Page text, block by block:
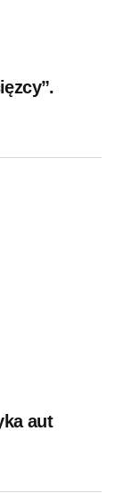
aut